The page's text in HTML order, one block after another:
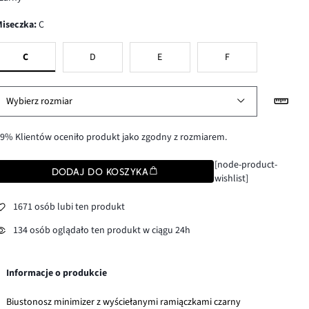
Miseczka:C
C D E F
Wybierz rozmiar
Klientów oceniło produkt jako zgodny z rozmiarem.
DODAJ DO KOSZYKA
[node-product-
wishlist]
1671 osób lubi ten produkt
134 osób oglądało ten produkt w ciągu 24h
Informacje o produkcie
Biustonosz minimizer z wyściełanymi ramiączkami czarny